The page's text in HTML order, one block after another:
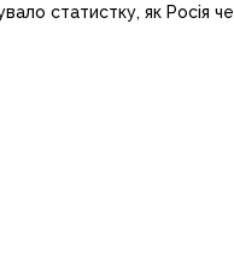
статистку, як Росія